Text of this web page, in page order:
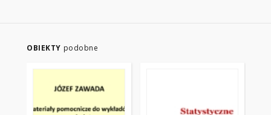
OBIEKTY podobne